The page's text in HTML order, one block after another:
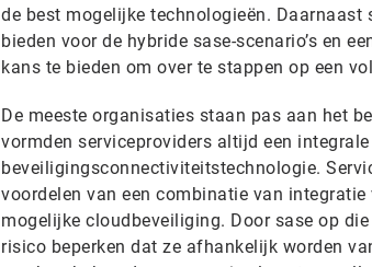
de best mogelijke technologieën.
bieden voor de hybride sase-scenario’s en
kans te bieden om over te stappen op een
De meeste organisaties staan pas aan het
vormden serviceproviders altijd een
beveiligingsconnectiviteitstechnologie.
voordelen van een combinatie van
mogelijke cloudbeveiliging. Door sase op
risico beperken dat ze afhankelijk worden